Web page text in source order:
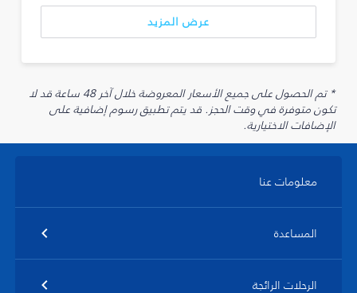
عرض المزيد
* تم الحصول على جميع الأسعار المعروضة خلال آخر 48 ساعة قد لا
تكون متوفرة في وقت الحجز. قد يتم تطبيق رسوم إضافية على
الإضافات الاختيارية.
معلومات عنا
المساعدة
الرحلات الرائجة